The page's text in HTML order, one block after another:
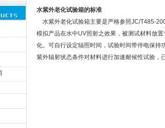
水紫外老化试验箱的标准
水紫外老化试验箱主要是严格参照JC/T485-
模拟产品在水中UV照射之效果，被测试材料放
化。可自行设定辐照时间，试验时间带停电保
紫外辐射状态条件对材料进行加速耐候性试验，